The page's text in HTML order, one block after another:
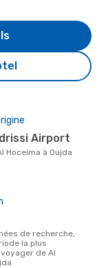
Airport
Hoceima à Oujda
la plus
de Al